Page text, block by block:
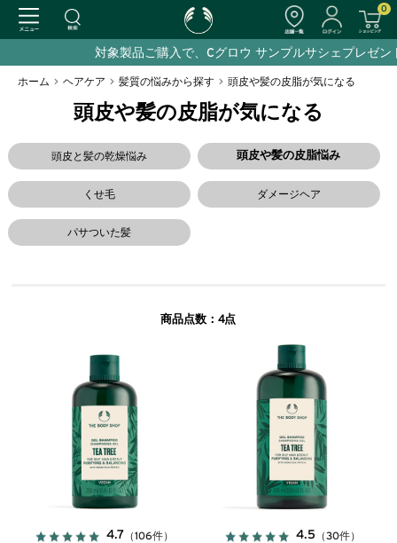
0
対象製品ご購入で、Cグロウ サンプルサシェプレゼント
ホーム > ヘアケア > 髪質の悩みから探す > 頭皮や髪の皮脂が気になる
頭皮や髪の皮脂が気になる
頭皮と髪の乾燥悩み 頭皮や髪の皮脂悩み
くせ毛 ダメージヘア
パサついた髪
商品点数：4点
4.7 （106件） 4.5 （30件）